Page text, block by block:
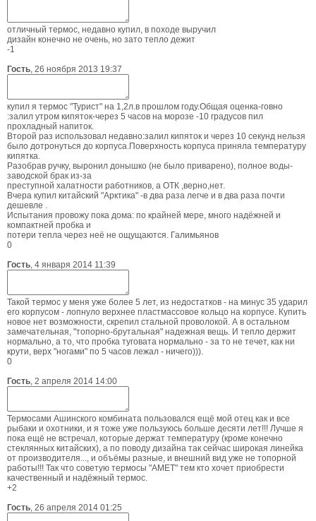
отличный термос, недавно купил, в походе выручил
дизайн конечно не очень, но зато тепло дежит
-1
Гость, 26 ноября 2013 19:37
купил я термос "Турист" на 1,2л.в прошлом году.Общая оценка-говно
:залил утром кипяток-через 5 часов на морозе -10 градусов пил
прохладный напиток.
Второй раз использовал недавно:залил кипяток и через 10 секунд нельзя
было дотронуться до корпуса.Поверхность корпуса приняла температуру
кипятка.
Разобрав ручку, выронил донышко (не было приварено), полное воды-
заводской брак из-за
преступной халатности работников, а ОТК ,верно,нет.
Вчера купил китайский "Арктика" -в два раза легче и в два раза почти
дешевле .
Испытания провожу пока дома: по крайней мере, много надёжней и
компактней пробка и
потери тепла через неё не ощущаются. Галимьянов
0
Гость, 4 января 2014 11:39
Такой термос у меня уже более 5 лет, из недостатков - на минус 35 ударил
его корпусом - лопнуло верхнее пластмассовое кольцо на корпусе. Купить
новое нет возможности, скрепил стальной проволокой. А в остальном
замечательная, "топорно-брутальная" надежная вещь. И тепло держит
нормально, а то, что пробка туговата нормально - за то не течет, как ни
крути, верх "ногами" по 5 часов лежал - ничего))).
0
Гость, 2 апреля 2014 14:00
Термосами Ашинского комбината пользовался ещё мой отец как и все
рыбаки и охотники, и я тоже уже пользуюсь больше десяти лет!!! Лучше я
пока ещё не встречал, которые держат температуру (кроме конечно
стеклянных китайских), а по поводу дизайна так сейчас широкая линейка
от производителя..., и объёмы разные, и внешний вид уже не топорной
работы!!! Так что советую термосы "АМЕТ" тем кто хочет приобрести
качественный и надёжный термос.
+2
Гость, 26 апреля 2014 01:25